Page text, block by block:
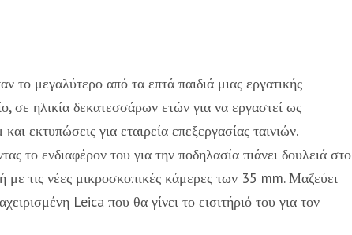
μεγαλύτερο από τα επτά παιδιά μιας εργατικής
σε ηλικία δεκατεσσάρων ετών για να εργαστεί ως
εκτυπώσεις για εταιρεία επεξεργασίας ταινιών.
το ενδιαφέρον του για την ποδηλασία πιάνει δουλειά στο
τις νέες μικροσκοπικές κάμερες των 35 mm. Μαζεύει
Leica που θα γίνει το εισιτήριό του για τον